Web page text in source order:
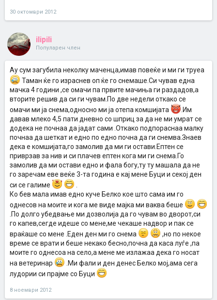
30 октомври 2012
ilipili
Популарен член
Ау сум загубила неколку маченца,имав повеќе и ми ги труеа
Таман ќе го израснев оп ќе го снемаше.Си чував една
мачка 4 години ,се омачи па првите мачиња ги раздадов,а
вторите решив да си ги чувам.По две недели откако се
омачи ми ја снема,односно ми ја отепа комшијата
.Им
давав млеко 4,5 пати дневно со шприц за да не ми умрат се
додека не почнаа да јадат сами .Откако подпораснаа малку
почнаа да шеткат и едно по едно почна да ги снемва.Знаев
дека е комшијата,го замолив да ми ги остави.Ептен се
приврзав за нив и си плачев ептен кога ми ги снема.Го
замолив да ми остави едно и фала богу,ту ту машала да не
го заречам еве веќе 3-та година е кај мене Буци и секој ден
си се галиме
Ко бев мала имав едно куче Белко кое што сама им го
однесов на моите и кога ме виде мајка ми ваква беше
.По долго убедвање ми дозволија да го чувам во дворот,си
го капев,сегде идеше со мене,ме чекаше надвор и пак се
враќаше со мене .Еден ден ми го снема
,но по некое
време се врати и беше некако бесно,почна да каса луѓе ,па
моите го однесоа на село,а мене ме излажаа дека го носат
на ветеринар
.Ми фали и ден денес Белко мој,ама сега
лудории си прајме со Буци
8 ноември 2012